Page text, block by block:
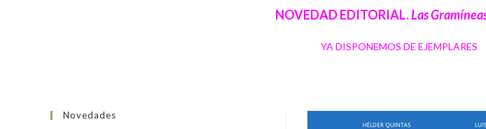
NOVEDAD EDITORIAL.Las
YA DISPONEMOS DE EJEMPLARES
Novedades